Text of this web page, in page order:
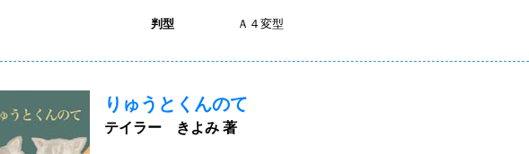
判型 Ａ４変型
りゅうとくんのて
テイラー きよみ 著